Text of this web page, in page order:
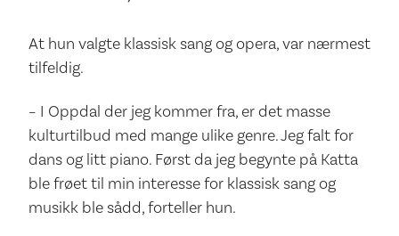
At hun valgte klassisk sang og opera, var nærmest
tilfeldig.
– I Oppdal der jeg kommer fra, er det masse
kulturtilbud med mange ulike genre. Jeg falt for
dans og litt piano. Først da jeg begynte på Katta
ble frøet til min interesse for klassisk sang og
musikk ble sådd, forteller hun.